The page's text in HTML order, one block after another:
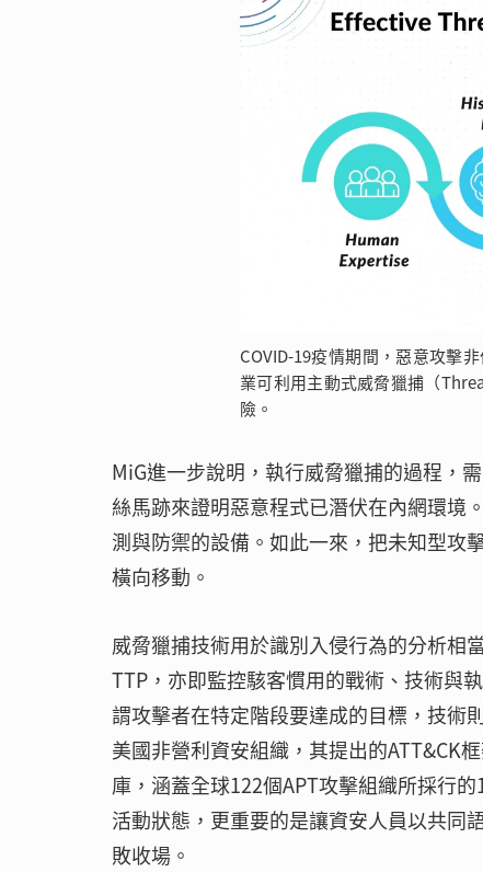
COVID-19疫情期間，惡意攻擊
業可利用主動式威脅獵捕（
險。
MiG進一步說明，執行威脅獵捕的過程，
絲馬跡來證明惡意程式已潛伏在內網環境
測與防禦的設備。如此一來，把未知型攻
橫向移動。
威脅獵捕技術用於識別入侵行為的分析相
TTP，亦即監控駭客慣用的戰術、技術與
謂攻擊者在特定階段要達成的目標，技術
美國非營利資安組織，其提出的ATT&CK
庫，涵蓋全球122個APT攻擊組織所採行
活動狀態，更重要的是讓資安人員以共同
敗收場。